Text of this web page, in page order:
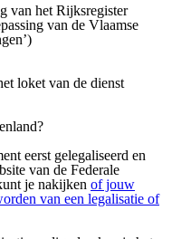
van het Rijksregister
van de Vlaamse
loket van de dienst
eerst gelegaliseerd en
van de Federale
je nakijken of jouw
van een legalisatie of